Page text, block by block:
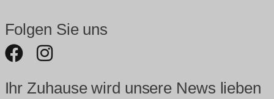
Folgen Sie uns
Ihr Zuhause wird unsere News lieben